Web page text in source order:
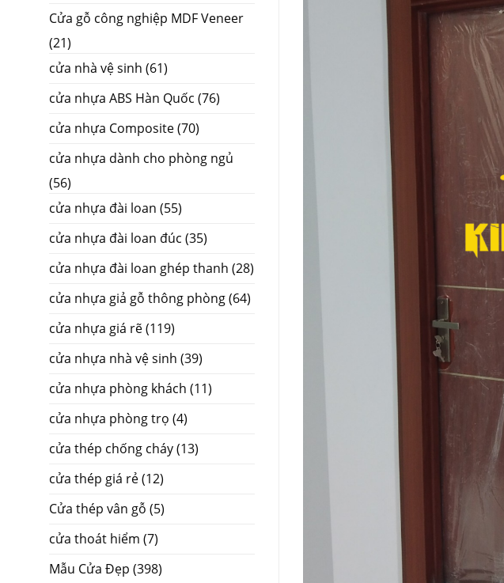
Cửa gỗ công nghiệp MDF Veneer
(21)
cửa nhà vệ sinh (61)
cửa nhựa ABS Hàn Quốc (76)
cửa nhựa Composite(70)
cửa nhựa dành cho phòng ngủ
(56)
cửa nhựa đài loan (55)
cửa nhựa đài loan đúc (35)
cửa nhựa đài loan ghép thanh (28)
cửa nhựa giả gỗ thông phòng(64)
cửa nhựa giá rẽ(119)
cửa nhựa nhà vệ sinh (39)
cửa nhựa phòng khách (11)
cửa nhựa phòng trọ (4)
cửa thép chống cháy(13)
cửa thép giá rẻ(12)
Cửa thép vân gỗ (5)
cửa thoát hiểm (7)
Mẫu Cửa Đẹp (398)